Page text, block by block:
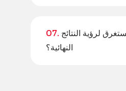
07.
النهائية؟